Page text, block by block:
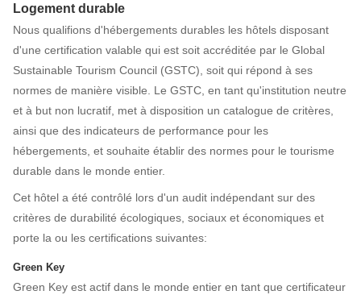
Logement durable
Nous qualifions d'hébergements durables les hôtels disposant
d'une certification valable qui est soit accréditée par le Global
Sustainable Tourism Council (GSTC), soit qui répond à ses
normes de manière visible. Le GSTC, en tant qu'institution neutre
et à but non lucratif, met à disposition un catalogue de critères,
ainsi que des indicateurs de performance pour les
hébergements, et souhaite établir des normes pour le tourisme
durable dans le monde entier.
Cet hôtel a été contrôlé lors d'un audit indépendant sur des
critères de durabilité écologiques, sociaux et économiques et
porte la ou les certifications suivantes:
Green Key
Green Key est actif dans le monde entier en tant que certificateur